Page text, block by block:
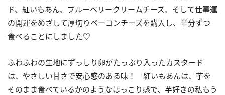
ド、紅いもあん、ブルーベリークリームチーズ、そして仕事運
の開運をめざして厚切りベーコンチーズを購入し、半分ずつ
食べることにしました♡
ふわふわの生地にずっしり卵がたっぷり入ったカスタード
は、やさしい甘さで安心感のある味！ 紅いもあんは、芋を
そのまま食べているかのようなほっこり感で、芋好きの私もう